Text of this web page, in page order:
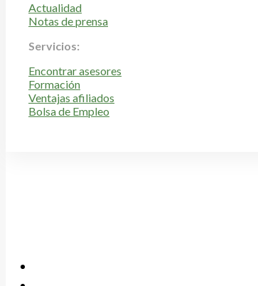
Actualidad
Notas de prensa
Servicios:
Encontrar asesores
Formación
Ventajas afiliados
Bolsa de Empleo